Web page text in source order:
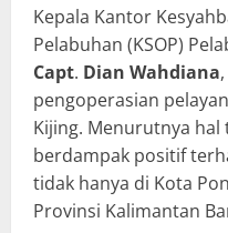
Kepala Kantor
Pelabuhan (KSOP)
Capt. Dian Wahdiana
pengoperasian
Kijing. Menurutnya
berdampak positif
tidak hanya di Kota
Provinsi Kalimantan